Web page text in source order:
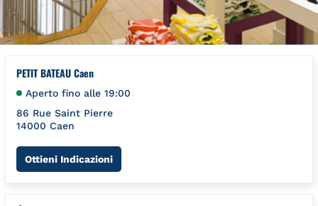
PETIT BATEAU Caen
Aperto fino alle 19:00
86 Rue Saint Pierre
14000 Caen
Ottieni IndicazioniLink Opens in New Tab